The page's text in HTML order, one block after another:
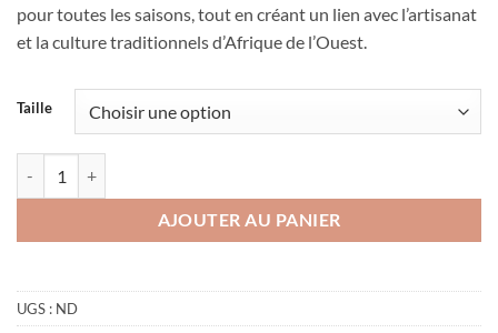
pour toutes les saisons, tout en créant un lien avec l’artisanat
et la culture traditionnels d’Afrique de l’Ouest.
Taille
AJOUTER AU PANIER
UGS : ND